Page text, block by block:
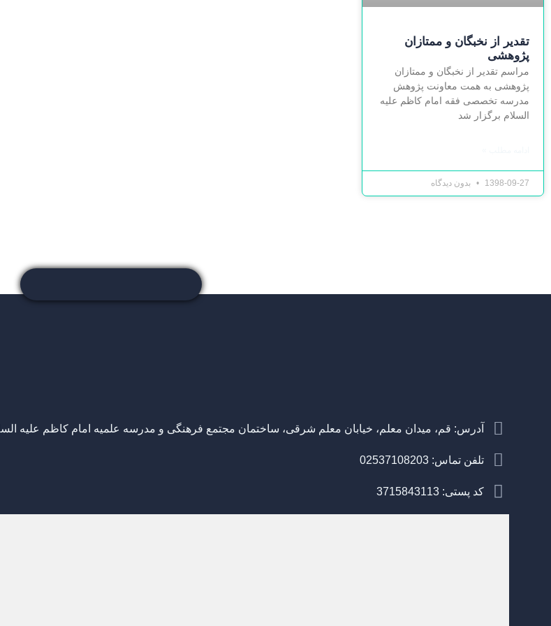
تقدیر از نخبگان و ممتازان
پژوهشی
مراسم تقدیر از نخبگان و ممتازان
پژوهشی به همت معاونت پژوهش
مدرسه تخصصی فقه امام کاظم علیه
السلام برگزار شد
1398-09-27 بدون دیدگاه
آدرس: قم، میدان معلم، خیابان معلم شرقی، ساختمان مجتمع فرهنگی و مدرسه علمیه امام کاظم علیه
تلفن تماس: 02537108203
کد پستی: 3715843113